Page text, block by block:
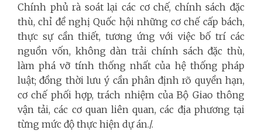
Chính phủ rà soát lại các cơ chế, chính sách đặc
thù, chỉ đề nghị Quốc hội những cơ chế cấp bách,
thực sự cần thiết, tương ứng với việc bố trí các
nguồn vốn, không dàn trải chính sách đặc thù,
làm phá vỡ tính thống nhất của hệ thống pháp
luật; đồng thời lưu ý cần phân định rõ quyền hạn,
cơ chế phối hợp, trách nhiệm của Bộ Giao thông
vận tải, các cơ quan liên quan, các địa phương tại
từng mức độ thực hiện dự án./.